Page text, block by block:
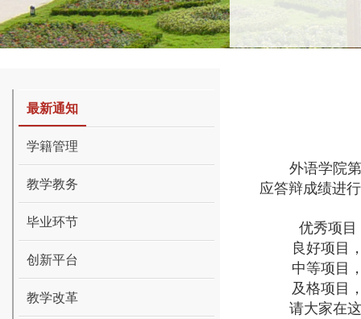
最新通知
学籍管理
教学教务
毕业环节
创新平台
教学改革
外语学院
应答辩成绩进
优秀项目
良好项目
中等项目
及格项目
请大家在